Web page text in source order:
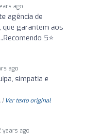
ago
agência de
que garantem aos
5⭐
ago
simpatia e
| Ver texto original
years ago